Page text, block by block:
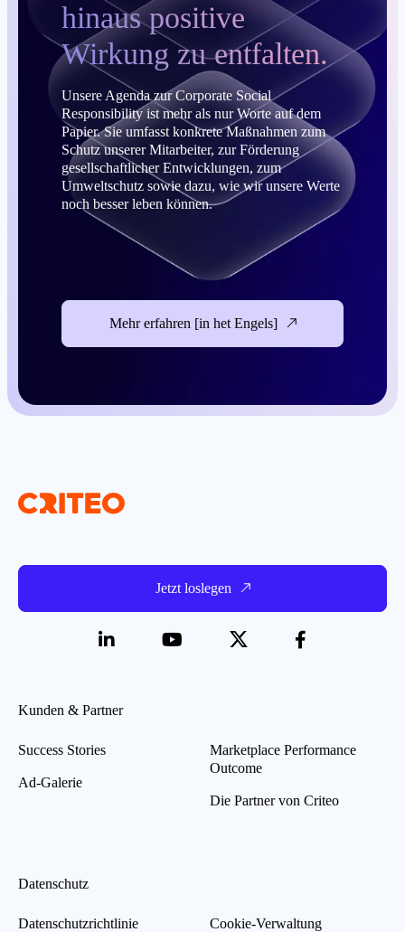
hinaus positive
Wirkung zu entfalten.
Unsere Agenda zur Corporate Social
Responsibility ist mehr als nur Worte auf dem
Papier. Sie umfasst konkrete Maßnahmen zum
Schutz unserer Mitarbeiter, zur Förderung
gesellschaftlicher Entwicklungen, zum
Umweltschutz sowie dazu, wie wir unsere Werte
noch besser leben können.
Mehr erfahren [in het Engels]
Jetzt loslegen
Kunden & Partner
Success Stories
Ad-Galerie
Marketplace Performance
Outcome
Die Partner von Criteo
Datenschutz
Datenschutzrichtlinie Cookie-Verwaltung